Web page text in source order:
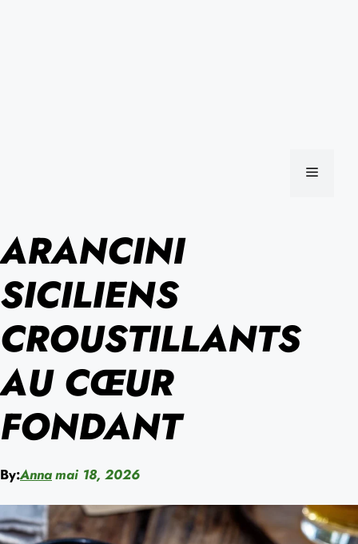
MENU
ARANCINI
SICILIENS
CROUSTILLANTS
AU CŒUR
FONDANT
By:Annamai 18, 2026